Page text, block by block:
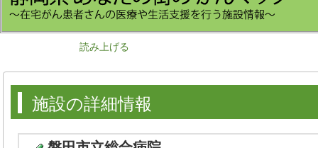
読み上げる
施設の詳細情報